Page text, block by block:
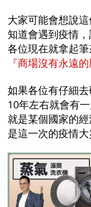
大家可能會想說
知道會遇到疫情，
各位現在就拿起
『商場沒有永遠的
如果各位有仔細
10年左右就會有
就是某個國家的
是這一次的疫情大